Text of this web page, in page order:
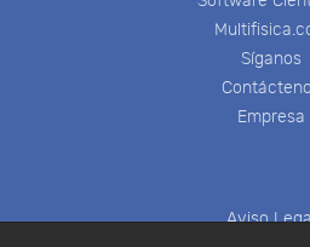
Síganos
Empresa
Aviso